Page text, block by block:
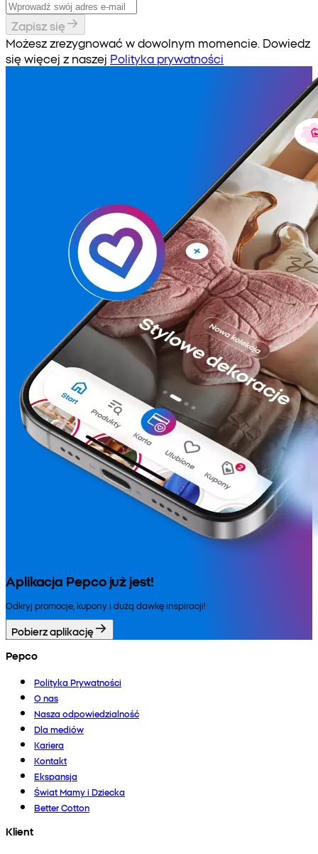
Zapisz się
Możesz zrezygnować w dowolnym momencie. Dowiedz
się więcej z naszej Polityka prywatności
Aplikacja Pepco już jest!
Odkryj promocje, kupony i dużą dawkę inspiracji!
Pobierz aplikację
Pepco
Polityka Prywatności
O nas
Nasza odpowiedzialność
Dla mediów
Kariera
Kontakt
Ekspansja
Świat Mamy i Dziecka
Better Cotton
Klient